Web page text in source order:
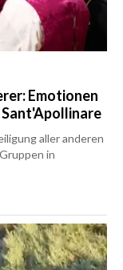
Emotionen
Sant'Apollinare
aller anderen
in